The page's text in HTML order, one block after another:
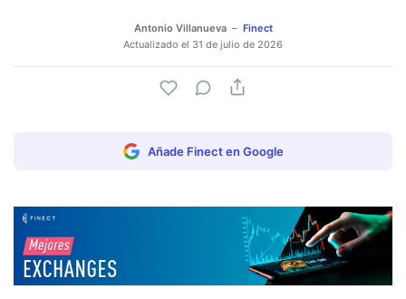
Antonio Villanueva
Finect
Actualizado el 31 de julio de 2026
Añade Finect en Google